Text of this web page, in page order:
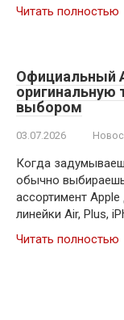
Читать полностью
Официальный
оригинальную
выбором
03.07.2026
Когда
обычно
ассортимент
линейки Air, Plus,
Читать полностью